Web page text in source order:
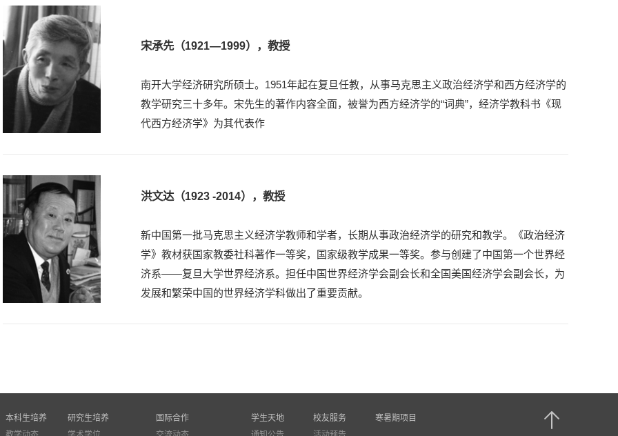
宋承先（1921—1999），教授
南开大学经济研究所硕士。1951年起在复旦任教，从事马克思主义政治经济学和西方经济学的
教学研究三十多年。宋先生的著作内容全面，被誉为西方经济学的“词典”，经济学教科书《现
代西方经济学》为其代表作
洪文达（1923 -2014），教授
新中国第一批马克思主义经济学教师和学者，长期从事政治经济学的研究和教学。《政治经济
学》教材获国家教委社科著作一等奖，国家级教学成果一等奖。参与创建了中国第一个世界经
济系——复旦大学世界经济系。担任中国世界经济学会副会长和全国美国经济学会副会长，为
发展和繁荣中国的世界经济学科做出了重要贡献。
本科生培养
研究生培养
国际合作
学生天地
校友服务
寒暑期项目